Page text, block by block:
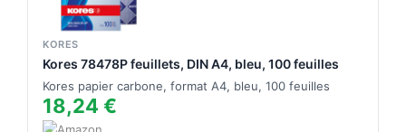
KORES
Kores 78478P feuillets, DIN A4, bleu, 100 feuilles
Kores papier carbone, format A4, bleu, 100 feuilles
18,24 €